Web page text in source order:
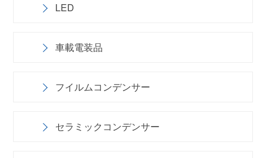
LED
車載電装品
フイルムコンデンサー
セラミックコンデンサー